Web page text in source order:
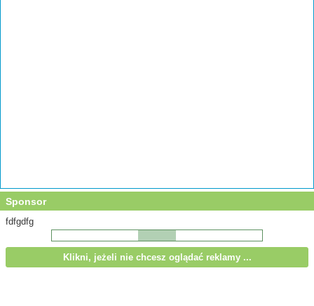
Sponsor
fdfgdfg
Klikni, jeżeli nie chcesz oglądać reklamy ...